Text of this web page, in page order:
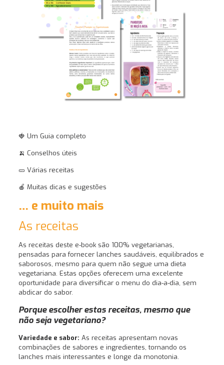
🍓 Um Guia completo
🍌 Conselhos úteis
🥒 Várias receitas
🍎 Muitas dicas e sugestões
… e muito mais
As receitas
As receitas deste e-book são 100% vegetarianas,
pensadas para fornecer lanches saudáveis, equilibrados e
saborosos, mesmo para quem não segue uma dieta
vegetariana. Estas opções oferecem uma excelente
oportunidade para diversificar o menu do dia-a-dia, sem
abdicar do sabor.
Porqueescolher estas receitas, mesmo que
não seja vegetariano?
Variedade e sabor: As receitas apresentam novas
combinações de sabores e ingredientes, tornando os
lanches mais interessantes e longe da monotonia.